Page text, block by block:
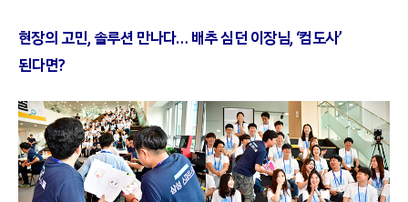
현장의 고민, 솔루션 만나다… 배추 심던 이장님, ‘컴도사’
된다면?